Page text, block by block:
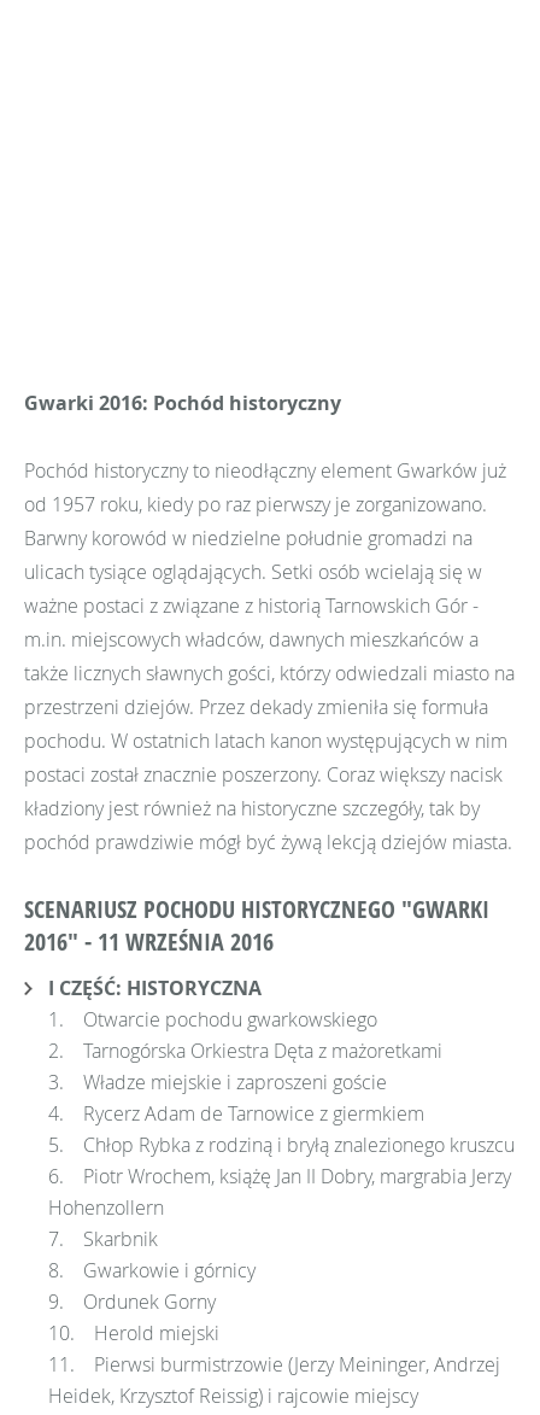
Gwarki 2016: Pochód historyczny
Pochód historyczny to nieodłączny element Gwarków już
od 1957 roku, kiedy po raz pierwszy je zorganizowano.
Barwny korowód w niedzielne południe gromadzi na
ulicach tysiące oglądających. Setki osób wcielają się w
ważne postaci z związane z historią Tarnowskich Gór -
m.in. miejscowych władców, dawnych mieszkańców a
także licznych sławnych gości, którzy odwiedzali miasto na
przestrzeni dziejów. Przez dekady zmieniła się formuła
pochodu. W ostatnich latach kanon występujących w nim
postaci został znacznie poszerzony. Coraz większy nacisk
kładziony jest również na historyczne szczegóły, tak by
pochód prawdziwie mógł być żywą lekcją dziejów miasta.
SCENARIUSZ POCHODU HISTORYCZNEGO "GWARKI
2016" - 11 WRZEŚNIA 2016
I CZĘŚĆ: HISTORYCZNA
1. Otwarcie pochodu gwarkowskiego
2. Tarnogórska Orkiestra Dęta z mażoretkami
3. Władze miejskie i zaproszeni goście
4. Rycerz Adam de Tarnowice z giermkiem
5. Chłop Rybka z rodziną i bryłą znalezionego kruszcu
6. Piotr Wrochem, książę Jan II Dobry, margrabia Jerzy
Hohenzollern
7. Skarbnik
8. Gwarkowie i górnicy
9. Ordunek Gorny
10. Herold miejski
11. Pierwsi burmistrzowie (Jerzy Meininger, Andrzej
Heidek, Krzysztof Reissig) i rajcowie miejscy